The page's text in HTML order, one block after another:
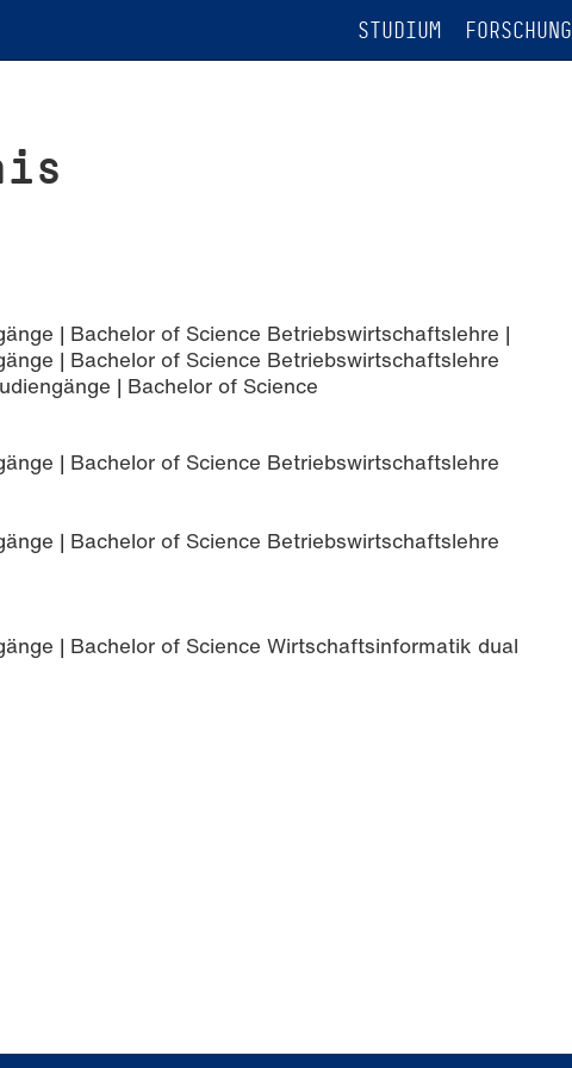
STUDIUM FORSCHUNG
| Bachelor of Science Betriebswirtschaftslehre |
| Bachelor of Science Betriebswirtschaftslehre
| Bachelor of Science
| Bachelor of Science Betriebswirtschaftslehre
| Bachelor of Science Betriebswirtschaftslehre
| Bachelor of Science Wirtschaftsinformatik dual